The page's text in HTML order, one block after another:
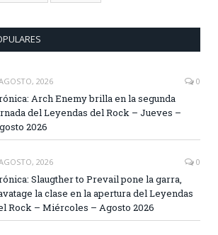
2026 0
Arch Enemy brilla en la segunda
del Leyendas del Rock – Jueves –
2026
2026 0
Slaugther to Prevail pone la garra,
la clase en la apertura del Leyendas
Rock – Miércoles – Agosto 2026